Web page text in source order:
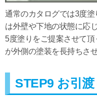
通常のカタログでは3度
は外壁や下地の状態に応
5度塗りをご提案させて
が外側の塗装を長持ちさ
STEP9 お引渡